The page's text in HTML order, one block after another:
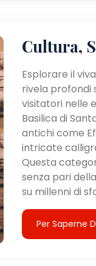
Cultura,
Esplorare il
rivela profondi
visitatori nelle
Basilica di
antichi come
intricate
Questa
senza pari
su millenni di
Per Saperne